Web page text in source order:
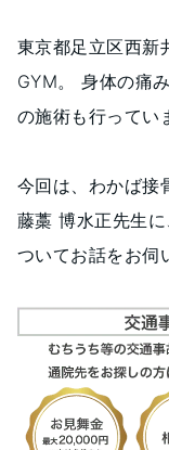
東京都足立区西新
GYM。 身体の痛
の施術も行ってい
今回は、わかば接
藤藁 博水正先生
ついてお話をお伺